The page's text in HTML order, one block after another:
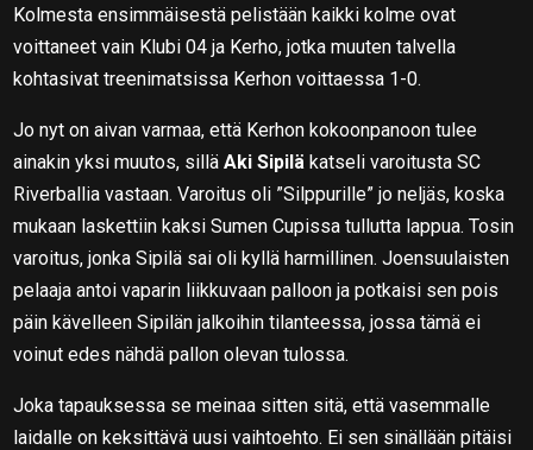
Kolmesta ensimmäisestä pelistään kaikki kolme ovat
voittaneet vain Klubi 04 ja Kerho, jotka muuten talvella
kohtasivat treenimatsissa Kerhon voittaessa 1-0.
Jo nyt on aivan varmaa, että Kerhon kokoonpanoon tulee
ainakin yksi muutos, silläAki Sipilä katseli varoitusta SC
Riverballia vastaan. Varoitus oli ”Silppurille” jo neljäs, koska
mukaan laskettiin kaksi Sumen Cupissa tullutta lappua. Tosin
varoitus, jonka Sipilä sai oli kyllä harmillinen. Joensuulaisten
pelaaja antoi vaparin liikkuvaan palloon ja potkaisi sen pois
päin kävelleen Sipilän jalkoihin tilanteessa, jossa tämä ei
voinut edes nähdä pallon olevan tulossa.
Joka tapauksessa se meinaa sitten sitä, että vasemmalle
laidalle on keksittävä uusi vaihtoehto. Ei sen sinällään pitäisi